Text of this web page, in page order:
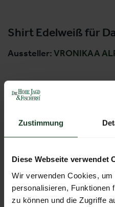
Zustimmung
Diese Webseite verwendet
Wir verwenden Cookies,
personalisieren, Funktionen
zu können und die Zugriffe
Shirt Edelweiß für
Aussteller:VRONIKAA
Weitere Produkte von
Shirt